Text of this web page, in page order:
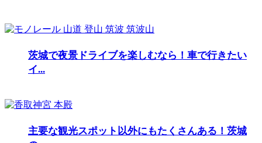
茨城で夜景ドライブを楽しむなら！車で行きたい
イ...
主要な観光スポット以外にもたくさんある！茨城